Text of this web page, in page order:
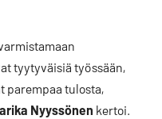
tyytyväisiä työssään,
parempaa tulosta,
Nyyssönen kertoi.